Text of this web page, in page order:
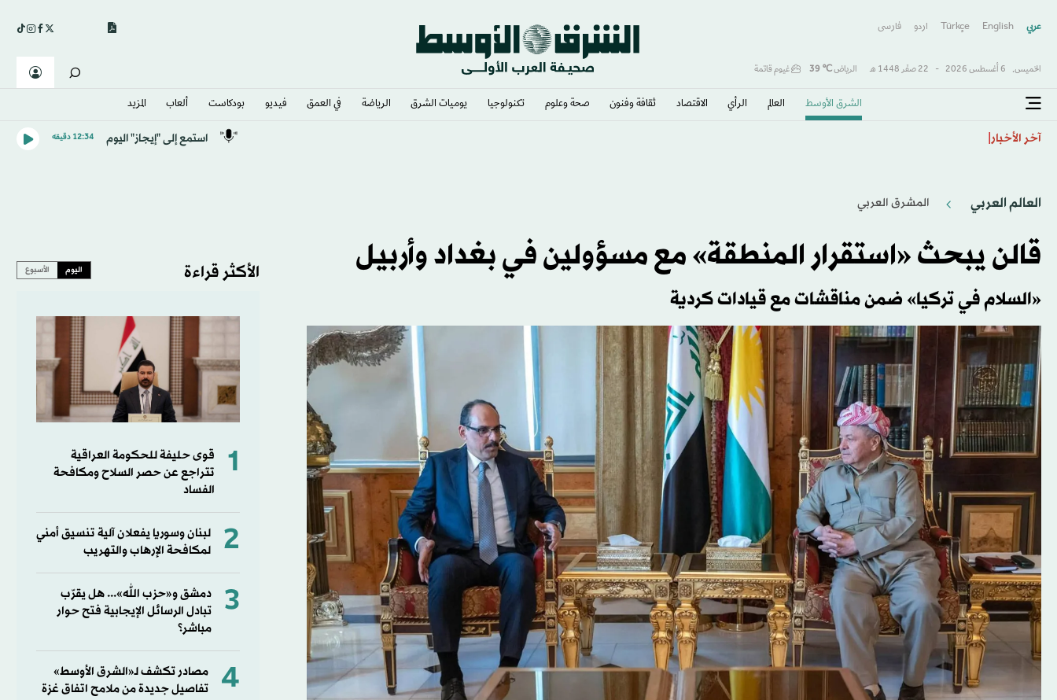
عربي English
Türkçe اردو فارسى
الخميس, 6 أغسطس 2026 - 22 صفَر 1448 هـ الرياض℃
39 غيوم قاتمة
الشرق الأوسط​ العالم الرأي الاقتصاد ثقافة وفنون صحة وعلوم تكنولوجيا يوميات الشرق​ الرياضة في العمق فيديو بودكاست ألعاب المزيد
آخر الأخبار استمع إلى "إيجاز" اليوم 12:34 دقيقه
العالم العربي المشرق العربي
قالن يبحث «استقرار المنطقة» مع مسؤولين في بغداد وأربيل
«السلام في تركيا» ضمن مناقشات مع قيادات كردية
الأكثر قراءة اليوم الأسبوع
1
قوى حليفة للحكومة العراقية
تتراجع عن حصر السلاح ومكافحة
الفساد
2
لبنان وسوريا يفعلان آلية تنسيق أمني
لمكافحة الإرهاب والتهريب
3
دمشق و«حزب الله»... هل يقرّب
تبادل الرسائل الإيجابية فتح حوار
مباشر؟
4
مصادر تكشف لـ«الشرق الأوسط»
تفاصيل جديدة من ملامح اتفاق غزة